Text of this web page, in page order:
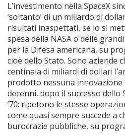
L’investimento nella SpaceX
‘soltanto’ di un miliardo di
risultati inaspettati, se lo si
spesa della NASA o delle
per la Difesa americana, su
cioè dello Stato. Sono aziende
centinaia di miliardi di dollari
prodotto nessuna
decenni, dopo il successo dello
’70: ripetono le stesse
come quasi sempre succede a
burocrazie pubbliche, su